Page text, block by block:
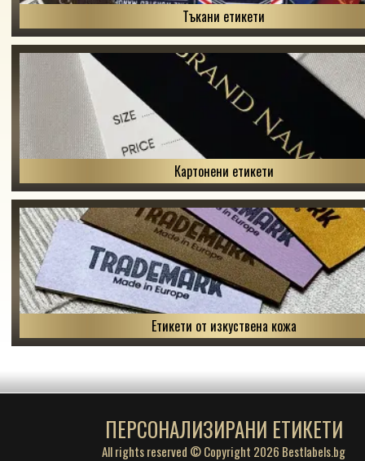
Тъкани етикети
Картонени етикети
Етикети от изкуствена кожа
ПЕРСОНАЛИЗИРАНИ ЕТИКЕТИ
All rights reserved © Copyright 2026 Bestlabels.bg